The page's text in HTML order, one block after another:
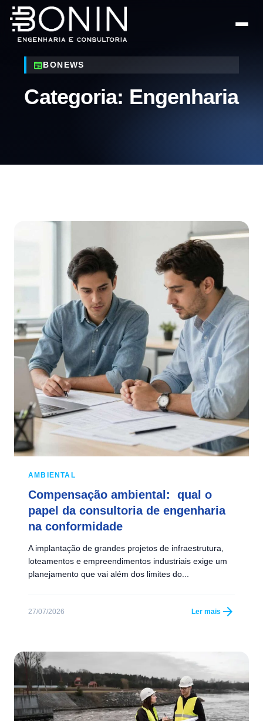
newspaperBONEWS
Categoria: Engenharia
AMBIENTAL
Compensação ambiental: qual o
papel da consultoria de engenharia
na conformidade
A implantação de grandes projetos de infraestrutura,
loteamentos e empreendimentos industriais exige um
planejamento que vai além dos limites do...
27/07/2026 Ler mais arrow_forward